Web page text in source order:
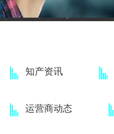
知产资讯
运营商动态